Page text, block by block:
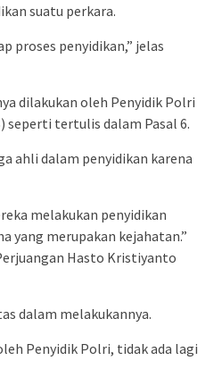
suatu perkara.
proses penyidikan,” jelas
dilakukan oleh Penyidik Polri
seperti tertulis dalam Pasal 6.
ahli dalam penyidikan karena
melakukan penyidikan
yang merupakan kejahatan.”
Hasto Kristiyanto
dalam melakukannya.
Penyidik Polri, tidak ada lagi